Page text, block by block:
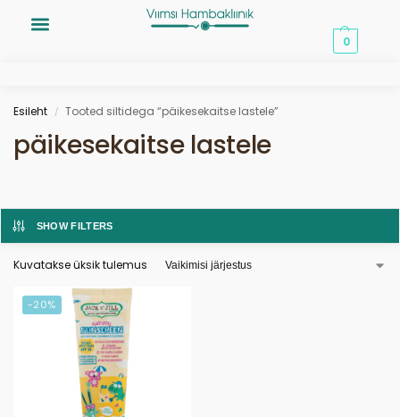
0
Esileht / Tooted siltidega “päikesekaitse lastele”
päikesekaitse lastele
SHOW FILTERS
Kuvatakse üksik tulemus
-20%